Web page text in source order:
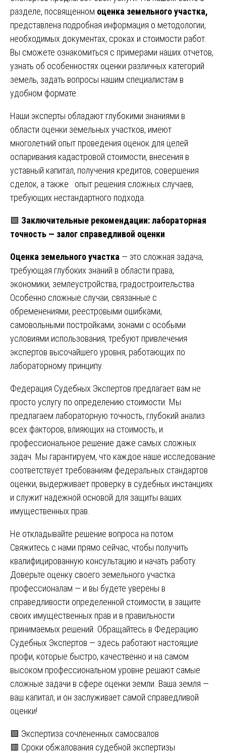
разделе, посвященном оценка земельного участка,
представлена подробная информация о методологии,
необходимых документах, сроках и стоимости работ.
Вы сможете ознакомиться с примерами наших отчетов,
узнать об особенностях оценки различных категорий
земель, задать вопросы нашим специалистам в
удобном формате.
Наши эксперты обладают глубокими знаниями в
области оценки земельных участков, имеют
многолетний опыт проведения оценок для целей
оспаривания кадастровой стоимости, внесения в
уставный капитал, получения кредитов, совершения
сделок, а также опыт решения сложных случаев,
требующих нестандартного подхода.
🟩 Заключительные рекомендации: лабораторная
точность — залог справедливой оценки
Оценка земельного участка — это сложная задача,
требующая глубоких знаний в области права,
экономики, землеустройства, градостроительства.
Особенно сложные случаи, связанные с
обременениями, реестровыми ошибками,
самовольными постройками, зонами с особыми
условиями использования, требуют привлечения
экспертов высочайшего уровня, работающих по
лабораторному принципу.
Федерация Судебных Экспертов предлагает вам не
просто услугу по определению стоимости. Мы
предлагаем лабораторную точность, глубокий анализ
всех факторов, влияющих на стоимость, и
профессиональное решение даже самых сложных
задач. Мы гарантируем, что каждое наше исследование
соответствует требованиям федеральных стандартов
оценки, выдерживает проверку в судебных инстанциях
и служит надежной основой для защиты ваших
имущественных прав.
Не откладывайте решение вопроса на потом.
Свяжитесь с нами прямо сейчас, чтобы получить
квалифицированную консультацию и начать работу.
Доверьте оценку своего земельного участка
профессионалам — и вы будете уверены в
справедливости определенной стоимости, в защите
своих имущественных прав и в правильности
принимаемых решений. Обращайтесь в Федерацию
Судебных Экспертов — здесь работают настоящие
профи, которые быстро, качественно и на самом
высоком профессиональном уровне решают самые
сложные задачи в сфере оценки земли. Ваша земля —
ваш капитал, и он заслуживает самой справедливой
оценки!
Навигация
🟩 Экспертиза сочлененных самосвалов
🟥 Сроки обжалования судебной экспертизы